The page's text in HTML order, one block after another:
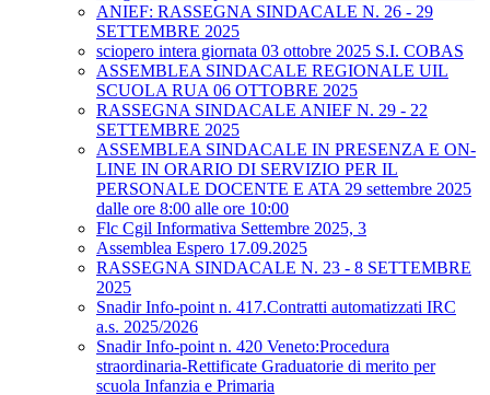
ANIEF: RASSEGNA SINDACALE N. 26 - 29
SETTEMBRE 2025
sciopero intera giornata 03 ottobre 2025 S.I. COBAS
ASSEMBLEA SINDACALE REGIONALE UIL
SCUOLA RUA 06 OTTOBRE 2025
RASSEGNA SINDACALE ANIEF N. 29 - 22
SETTEMBRE 2025
ASSEMBLEA SINDACALE IN PRESENZA E ON-
LINE IN ORARIO DI SERVIZIO PER IL
PERSONALE DOCENTE E ATA 29 settembre 2025
dalle ore 8:00 alle ore 10:00
Flc Cgil Informativa Settembre 2025, 3
Assemblea Espero 17.09.2025
RASSEGNA SINDACALE N. 23 - 8 SETTEMBRE
2025
Snadir Info-point n. 417.Contratti automatizzati IRC
a.s. 2025/2026
Snadir Info-point n. 420 Veneto:Procedura
straordinaria-Rettificate Graduatorie di merito per
scuola Infanzia e Primaria